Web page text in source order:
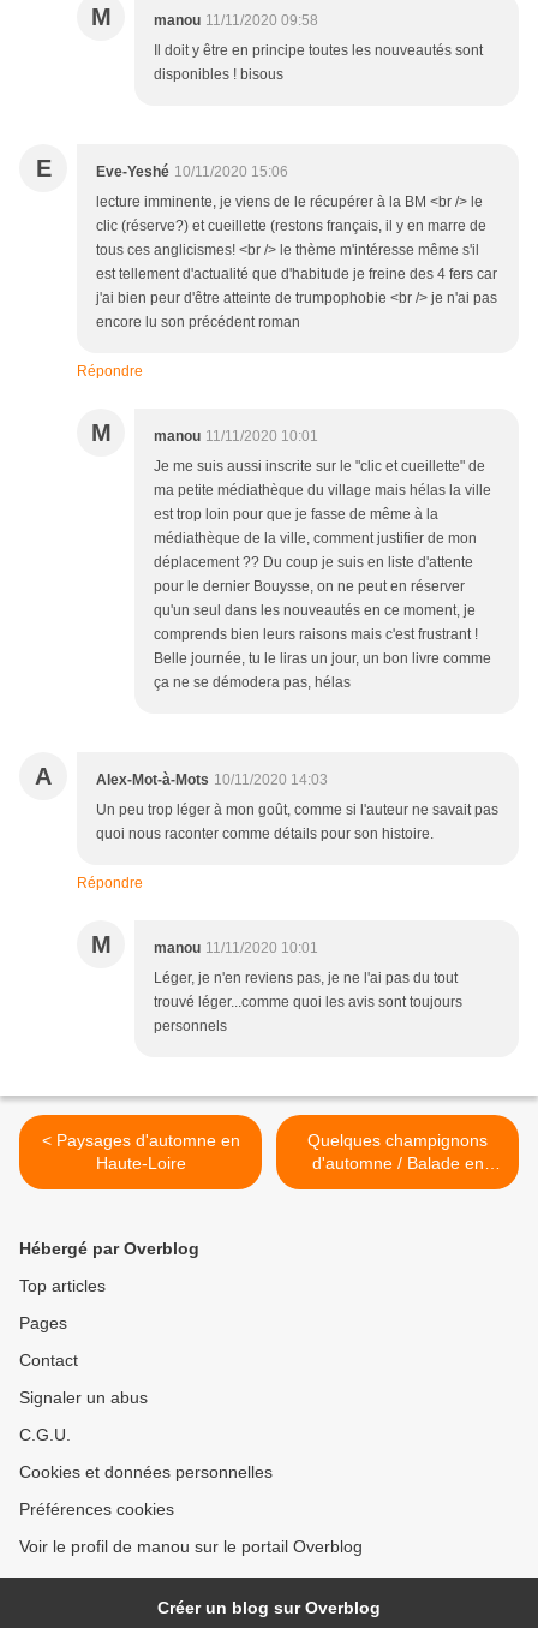
M manou 11/11/2020 09:58
Il doit y être en principe toutes les nouveautés sont
disponibles ! bisous
E Eve-Yeshé 10/11/2020 15:06
lecture imminente, je viens de le récupérer à la BM <br /> le
clic (réserve?) et cueillette (restons français, il y en marre de
tous ces anglicismes! <br /> le thème m'intéresse même s'il
est tellement d'actualité que d'habitude je freine des 4 fers car
j'ai bien peur d'être atteinte de trumpophobie <br /> je n'ai pas
encore lu son précédent roman
Répondre
M manou 11/11/2020 10:01
Je me suis aussi inscrite sur le "clic et cueillette" de
ma petite médiathèque du village mais hélas la ville
est trop loin pour que je fasse de même à la
médiathèque de la ville, comment justifier de mon
déplacement ?? Du coup je suis en liste d'attente
pour le dernier Bouysse, on ne peut en réserver
qu'un seul dans les nouveautés en ce moment, je
comprends bien leurs raisons mais c'est frustrant !
Belle journée, tu le liras un jour, un bon livre comme
ça ne se démodera pas, hélas
A Alex-Mot-à-Mots 10/11/2020 14:03
Un peu trop léger à mon goût, comme si l'auteur ne savait pas
quoi nous raconter comme détails pour son histoire.
Répondre
M manou 11/11/2020 10:01
Léger, je n'en reviens pas, je ne l'ai pas du tout
trouvé léger...comme quoi les avis sont toujours
personnels
< Paysages d'automne en
Haute-Loire
Quelques champignons
d'automne / Balade en
Haute-Loire >
Hébergé par Overblog
Top articles
Pages
Contact
Signaler un abus
C.G.U.
Cookies et données personnelles
Préférences cookies
Voir le profil de manou sur le portail Overblog
Créer un blog sur Overblog